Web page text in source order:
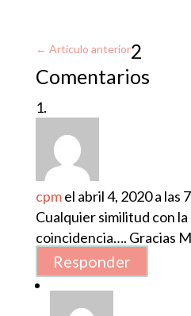
← Artículo anterior2
Comentarios
cpmel abril 4, 2020 a las
Cualquier similitud con
coincidencia…. Gracias
Responder